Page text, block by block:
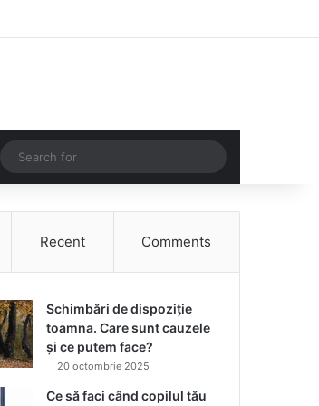
Random Article
for
Recent Comments
Schimbări de dispoziție
toamna. Care sunt cauzele
și ce putem face?
20 octombrie 2025
Ce să faci când copilul tău